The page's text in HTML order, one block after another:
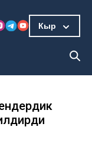
Кыр